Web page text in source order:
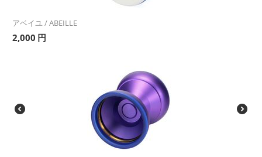
アベイユ / ABEILLE
2,000 円